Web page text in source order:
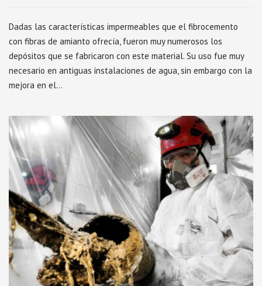
Dadas las características impermeables que el fibrocemento
con fibras de amianto ofrecía, fueron muy numerosos los
depósitos que se fabricaron con este material. Su uso fue muy
necesario en antiguas instalaciones de agua, sin embargo con la
mejora en el…